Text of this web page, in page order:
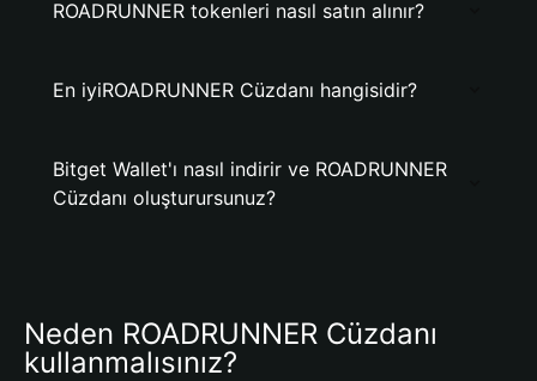
ROADRUNNER tokenleri nasıl satın alınır?
En iyiROADRUNNER Cüzdanı hangisidir?
Bitget Wallet'ı nasıl indirir ve ROADRUNNER
Cüzdanı oluşturursunuz?
Neden ROADRUNNER Cüzdanı
kullanmalısınız?